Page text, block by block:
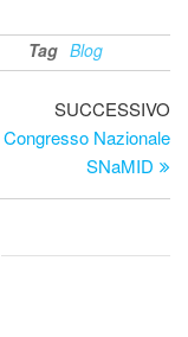
Tag Blog
SUCCESSIVO
Nazionale
SNaMID